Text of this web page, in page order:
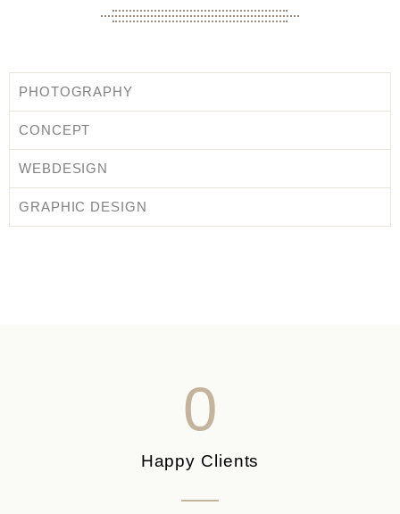
PHOTOGRAPHY
CONCEPT
WEBDESIGN
GRAPHIC DESIGN
Happy Clients
0